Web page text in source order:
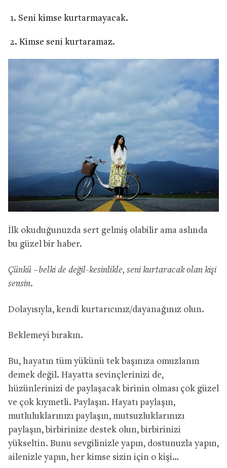
Seni kimse kurtarmayacak.
Kimse seni kurtaramaz.
İlk okuduğunuzda sert gelmiş olabilir ama aslında
bu güzel bir haber.
Çünkü –belki de değil-kesinlikle, seni kurtaracak olan kişi
sensin.
Dolayısıyla, kendi kurtarıcınız/dayanağınız olun.
Beklemeyi bırakın.
Bu, hayatın tüm yükünü tek başınıza omuzlanın
demek değil. Hayatta sevinçlerinizi de,
hüzünlerinizi de paylaşacak birinin olması çok güzel
ve çok kıymetli. Paylaşın. Hayatı paylaşın,
mutluluklarınızı paylaşın, mutsuzluklarınızı
paylaşın, birbirinize destek olun, birbirinizi
yükseltin. Bunu sevgilinizle yapın, dostunuzla yapın,
ailenizle yapın, her kimse sizin için o kişi…